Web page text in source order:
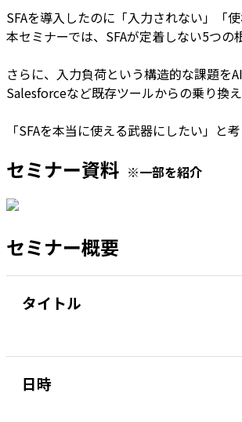
SFAを導入したのに「入力されない」「
本セミナーでは、SFAが定着しない5つの
さらに、入力負荷という構造的な課題を
Salesforceなど既存ツールからの乗り換
「SFAを本当に使える武器にしたい」と
セミナー資料 ※一部を紹介
セミナー概要
タイトル
日時